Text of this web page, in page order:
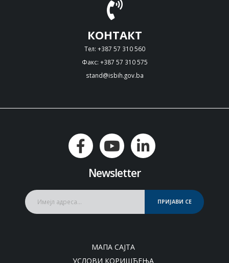
КОНТАКТ
Тел: +387 57 310 560
Факс: +387 57 310 575
stand@isbih.gov.ba
Newsletter
ПРИЈАВИ СЕ
МАПА САЈТА
УСЛОВИ КОРИШЋЕЊА